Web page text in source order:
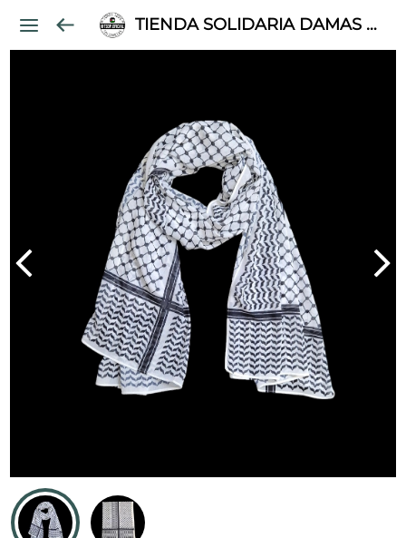
TIENDA SOLIDARIA DAMAS PALESTINAS